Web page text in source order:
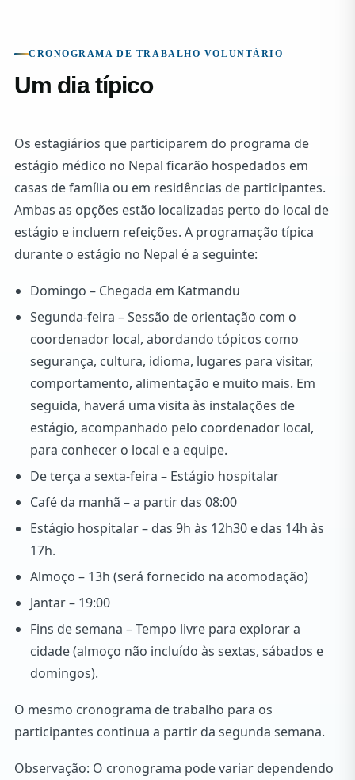
CRONOGRAMA DE TRABALHO VOLUNTÁRIO
Um dia típico
Os estagiários que participarem do programa de
estágio médico no Nepal ficarão hospedados em
casas de família ou em residências de participantes.
Ambas as opções estão localizadas perto do local de
estágio e incluem refeições. A programação típica
durante o estágio no Nepal é a seguinte:
Domingo – Chegada em Katmandu
Segunda-feira – Sessão de orientação com o
coordenador local, abordando tópicos como
segurança, cultura, idioma, lugares para visitar,
comportamento, alimentação e muito mais. Em
seguida, haverá uma visita às instalações de
estágio, acompanhado pelo coordenador local,
para conhecer o local e a equipe.
De terça a sexta-feira – Estágio hospitalar
Café da manhã – a partir das 08:00
Estágio hospitalar – das 9h às 12h30 e das 14h às
17h.
Almoço – 13h (será fornecido na acomodação)
Jantar – 19:00
Fins de semana – Tempo livre para explorar a
cidade (almoço não incluído às sextas, sábados e
domingos).
O mesmo cronograma de trabalho para os
participantes continua a partir da segunda semana.
Observação: O cronograma pode variar dependendo